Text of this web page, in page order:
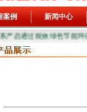
案例 新闻中心
系产品通过能效绿色节